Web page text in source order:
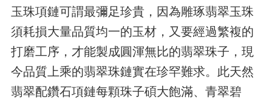
玉珠項鏈可謂最彌足珍貴，因為雕琢翡翠玉珠
須耗損大量品質均一的玉材，又要經過繁複的
打磨工序，才能製成圓渾無比的翡翠珠子，現
今品質上乘的翡翠珠鏈實在珍罕難求。此天然
翡翠配鑽石項鏈每顆珠子碩大飽滿、青翠碧